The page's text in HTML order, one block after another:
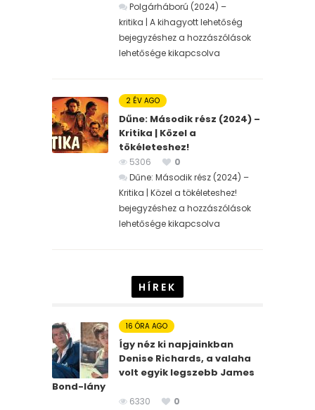
Polgárháború (2024) –
kritika | A kihagyott lehetőség
bejegyzéshez a hozzászólások
lehetősége kikapcsolva
2 ÉV AGO
Dűne: Második rész (2024) –
Kritika | Közel a
tökéleteshez!
5306
0
Dűne: Második rész (2024) –
Kritika | Közel a tökéleteshez!
bejegyzéshez a hozzászólások
lehetősége kikapcsolva
HÍREK
16 ÓRA AGO
Így néz ki napjainkban
Denise Richards, a valaha
volt egyik legszebb James
Bond-lány
6330
0